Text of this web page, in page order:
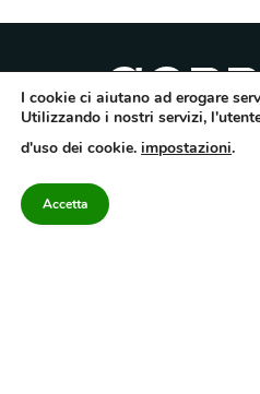
10/9/2012. Iscritto nel Registro Operatori
Avellino – Cap.Soc. 20.000 € – REA
I cookie ci aiutano ad erogare
Utilizzando i nostri servizi,
d'uso dei cookie. impostazioni.
Accetta